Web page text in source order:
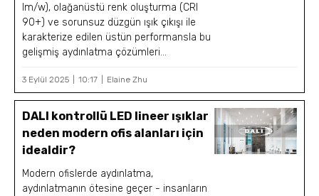
lm/w), olağanüstü renk oluşturma (CRI
90+) ve sorunsuz düzgün ışık çıkışı ile
karakterize edilen üstün performansla bu
gelişmiş aydınlatma çözümleri...
3 Eylül 2025 10:17 Elaine Zhu
DALI kontrollü LED lineer ışıklar
neden modern ofis alanları için
idealdir?
Modern ofislerde aydınlatma,
aydınlatmanın ötesine geçer - insanların